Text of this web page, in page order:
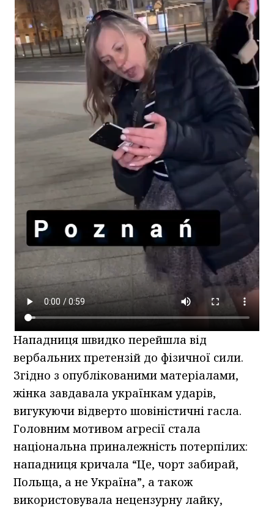
Нападниця швидко перейшла від
вербальних претензій до фізичної сили.
Згідно з опублікованими матеріалами,
жінка завдавала українкам ударів,
вигукуючи відверто шовіністичні гасла.
Головним мотивом агресії стала
національна приналежність потерпілих:
нападниця кричала “Це, чорт забирай,
Польща, а не Україна”, а також
використовувала нецензурну лайку,